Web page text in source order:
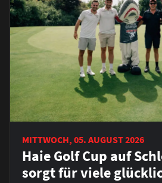
MITTWOCH, 05. AUGUST 2026
Haie Golf Cup auf
sorgt für viele